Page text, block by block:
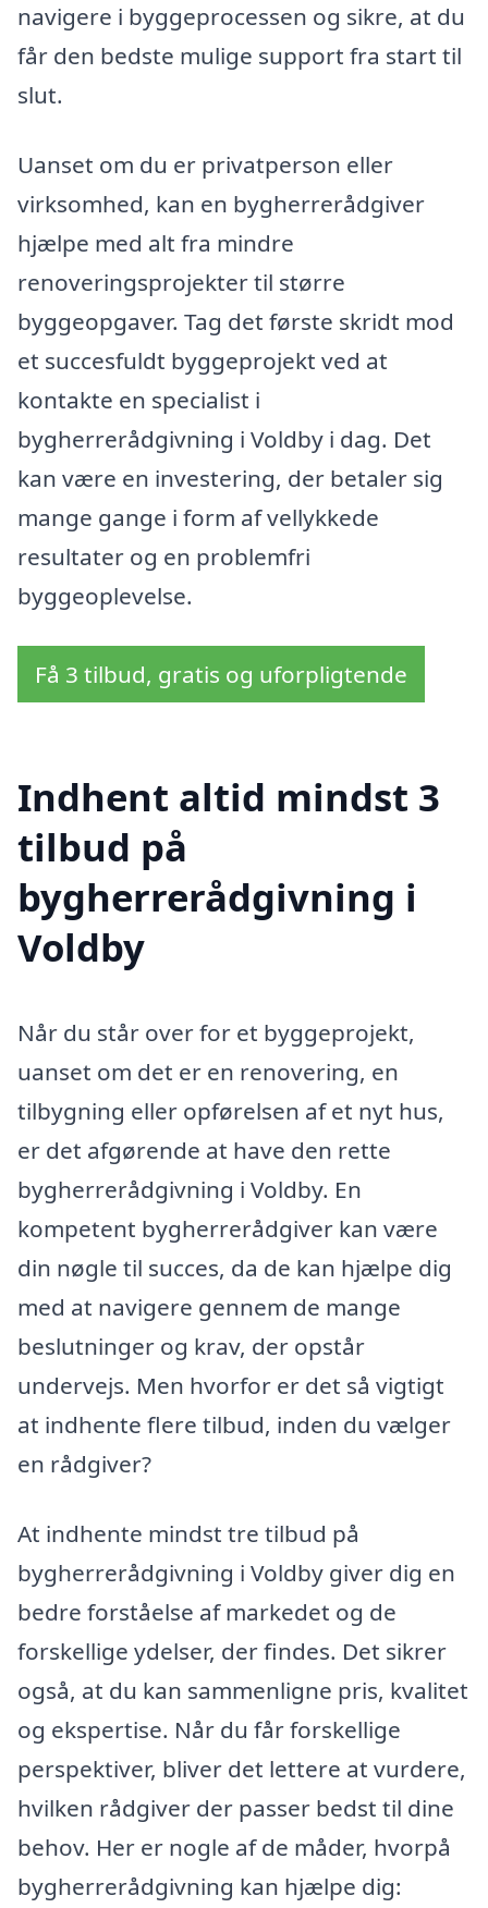
navigere i byggeprocessen og sikre, at du
får den bedste mulige support fra start til
slut.
Uanset om du er privatperson eller
virksomhed, kan en bygherrerådgiver
hjælpe med alt fra mindre
renoveringsprojekter til større
byggeopgaver. Tag det første skridt mod
et succesfuldt byggeprojekt ved at
kontakte en specialist i
bygherrerådgivning i Voldby i dag. Det
kan være en investering, der betaler sig
mange gange i form af vellykkede
resultater og en problemfri
byggeoplevelse.
Få 3 tilbud, gratis og uforpligtende
Indhent altid mindst 3
tilbud på
bygherrerådgivning i
Voldby
Når du står over for et byggeprojekt,
uanset om det er en renovering, en
tilbygning eller opførelsen af et nyt hus,
er det afgørende at have den rette
bygherrerådgivning i Voldby. En
kompetent bygherrerådgiver kan være
din nøgle til succes, da de kan hjælpe dig
med at navigere gennem de mange
beslutninger og krav, der opstår
undervejs. Men hvorfor er det så vigtigt
at indhente flere tilbud, inden du vælger
en rådgiver?
At indhente mindst tre tilbud på
bygherrerådgivning i Voldby giver dig en
bedre forståelse af markedet og de
forskellige ydelser, der findes. Det sikrer
også, at du kan sammenligne pris, kvalitet
og ekspertise. Når du får forskellige
perspektiver, bliver det lettere at vurdere,
hvilken rådgiver der passer bedst til dine
behov. Her er nogle af de måder, hvorpå
bygherrerådgivning kan hjælpe dig: